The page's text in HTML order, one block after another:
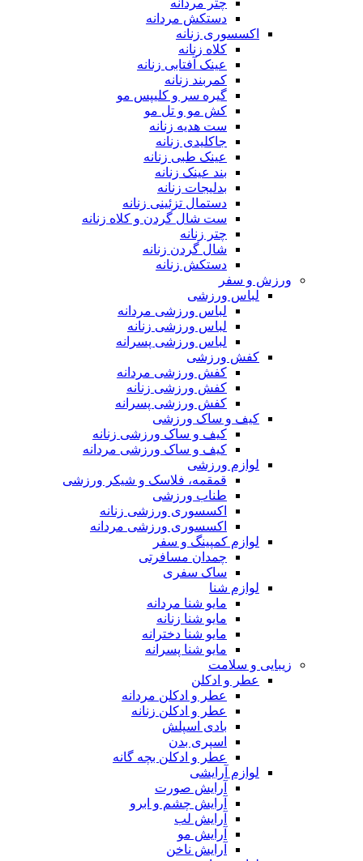
چتر مردانه
دستکش مردانه
اکسسوری زنانه
کلاه زنانه
عینک آفتابی زنانه
کمربند زنانه
گیره سر و کلیپس مو
کش مو و تل مو
ست هدیه زنانه
جاکلیدی زنانه
عینک طبی زنانه
بند عینک زنانه
بدلیجات زنانه
دستمال تزئینی زنانه
ست شال گردن و کلاه زنانه
چتر زنانه
شال گردن زنانه
دستکش زنانه
ورزش و سفر
لباس ورزشی
لباس ورزشی مردانه
لباس ورزشی زنانه
لباس ورزشی پسرانه
کفش ورزشی
کفش ورزشی مردانه
کفش ورزشی زنانه
کفش ورزشی پسرانه
کیف و ساک ورزشی
کیف و ساک ورزشی زنانه
کیف و ساک ورزشی مردانه
لوازم ورزشی
قمقمه، فلاسک و شیکر ورزشی
طناب ورزشی
اکسسوری ورزشی زنانه
اکسسوری ورزشی مردانه
لوازم کمپینگ و سفر
چمدان مسافرتی
ساک سفری
لوازم شنا
مایو شنا مردانه
مایو شنا زنانه
مایو شنا دخترانه
مایو شنا پسرانه
زیبایی و سلامت
عطر و ادکلن
عطر و ادکلن مردانه
عطر و ادکلن زنانه
بادی اسپلش
اسپری بدن
عطر و ادکلن بچه گانه
لوازم آرایشی
آرایش صورت
آرایش چشم و ابرو
آرایش لب
آرایش مو
آرایش ناخن